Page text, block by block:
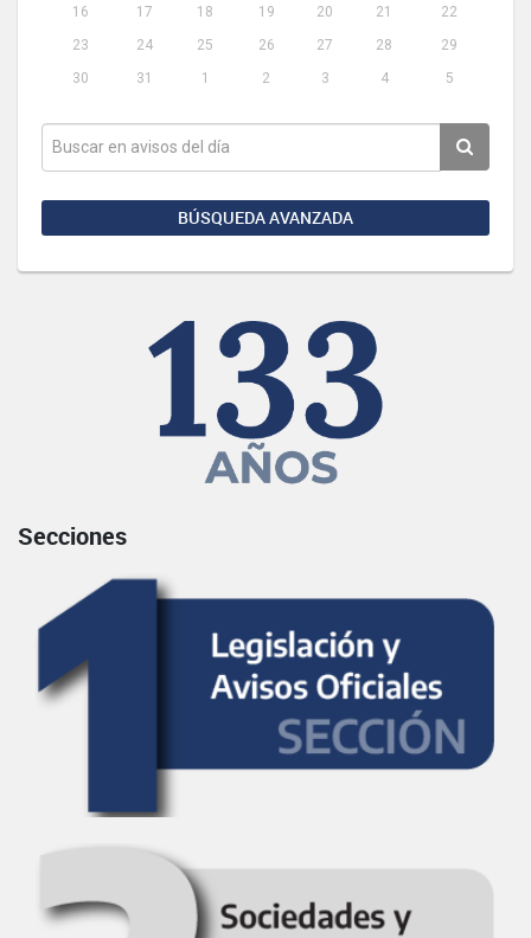
16
17 18 19 20 21
22
23
24 25 26 27 28
29
30
31 1 2 3 4 5
BÚSQUEDA AVANZADA
Secciones